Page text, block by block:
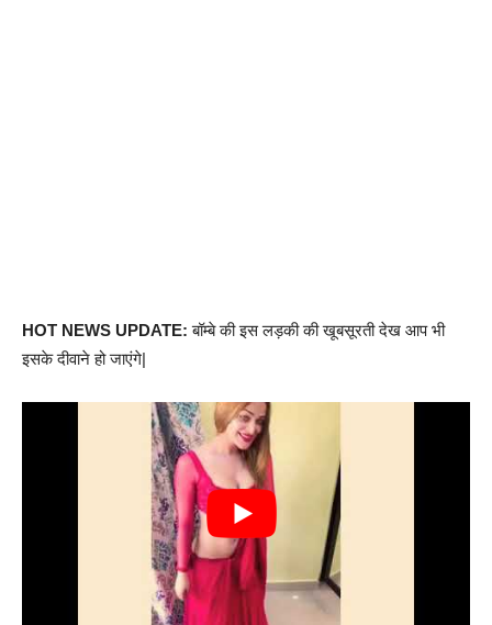
HOT NEWS UPDATE:बॉम्बे की इस लड़की की खूबसूरती देख आप भी
इसके दीवाने हो जाएंगे|